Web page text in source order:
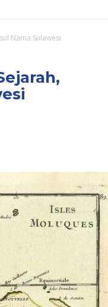
Nama Sulawesi